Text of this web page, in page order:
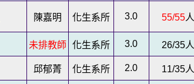
陳嘉明 化生系所 3.0 55/55人
未排教師 化生系所 3.0 26/35人
邱郁菁 化生系所 2.0 11/35人